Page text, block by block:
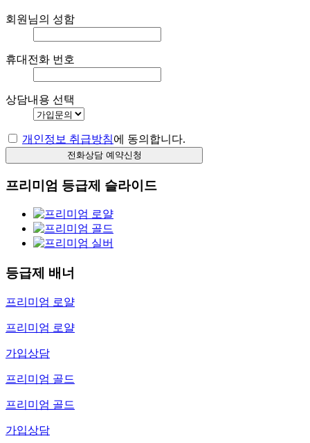
회원님의 성함
휴대전화 번호
상담내용 선택
개인정보 취급방침에 동의합니다.
프리미엄 등급제 슬라이드
등급제 배너
프리미엄 로얄
프리미엄 로얄
가입상담
프리미엄 골드
프리미엄 골드
가입상담